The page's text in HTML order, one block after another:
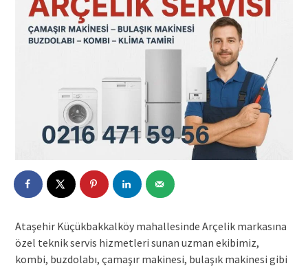
Ataşehir Küçükbakkalköy mahallesinde Arçelik markasına
özel teknik servis hizmetleri sunan uzman ekibimiz,
kombi, buzdolabı, çamaşır makinesi, bulaşık makinesi gibi